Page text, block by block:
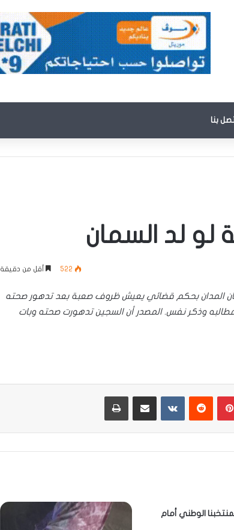
بنا
لو لد السمان
522 أقل من دقيقة
المدان بحكم قضائي يعيش ظروف صعبة بعد تدهور صحته
وذكر نفس. المصدر أن السجين تدهورت صحته وبات
بينتيريست مشاركة عبر البريد طباعة
الوطني أمام